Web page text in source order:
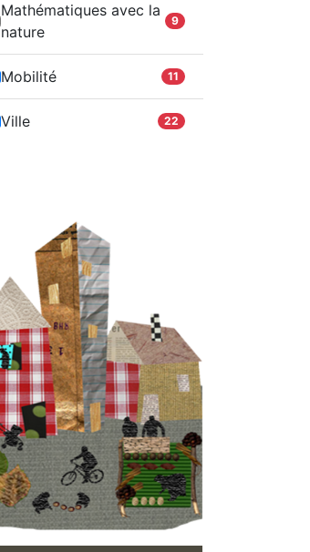
Mathématiques avec la
nature
9
Mobilité 11
Ville 22